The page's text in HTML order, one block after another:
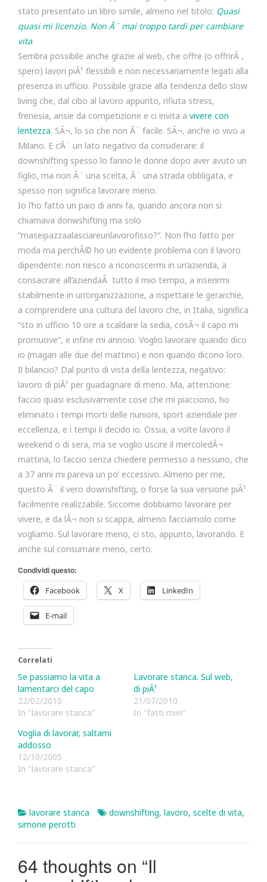
stato presentato un libro simile, almeno nel titolo: Quasi
quasi mi licenzio. Non Ã¨ mai troppo tardi per cambiare
vita.
Sembra possibile anche grazie al web, che offre (o offrirÃ ,
spero) lavori piÃ¹ flessibili e non necessariamente legati alla
presenza in ufficio. Possibile grazie alla tendenza dello slow
living che, dal cibo al lavoro appunto, rifiuta stress,
frenesia, ansie da competizione e ci invita a vivere con
lentezza. SÃ¬, lo so che non Ã¨ facile. SÃ¬, anche io vivo a
Milano. E c’Ã¨ un lato negativo da considerare: il
downshifting spesso lo fanno le donne dopo aver avuto un
figlio, ma non Ã¨ una scelta, Ã¨ una strada obbligata, e
spesso non significa lavorare meno.
Io l’ho fatto un paio di anni fa, quando ancora non si
chiamava donwshifting ma solo
“maseipazzaalasciareunlavorofisso?”. Non l’ho fatto per
moda ma perchÃ© ho un evidente problema con il lavoro
dipendente: non riesco a riconoscermi in un’azienda, a
consacrare all’aziendaÂ tutto il mio tempo, a inserirmi
stabilmente in un’organizzazione, a rispettare le gerarchie,
a comprendere una cultura del lavoro che, in Italia, significa
“sto in ufficio 10 ore a scaldare la sedia, cosÃ¬ il capo mi
promuove”, e infine mi annoio. Voglio lavorare quando dico
io (magari alle due del mattino) e non quando dicono loro.
Il bilancio? Dal punto di vista della lentezza, negativo:
lavoro di piÃ¹ per guadagnare di meno. Ma, attenzione:
faccio quasi esclusivamente cose che mi piacciono, ho
eliminato i tempi morti delle riunioni, sport aziendale per
eccellenza, e i tempi li decido io. Ossia, a volte lavoro il
weekend o di sera, ma se voglio uscire il mercoledÃ¬
mattina, lo faccio senza chiedere permesso a nessuno, che
a 37 anni mi pareva un po’ eccessivo. Almeno per me,
questo Ã¨ il vero downshifting, o forse la sua versione piÃ¹
facilmente realizzabile. Siccome dobbiamo lavorare per
vivere, e da lÃ¬ non si scappa, almeno facciamolo come
vogliamo. Sul lavorare meno, ci sto, appunto, lavorando. E
anche sul consumare meno, certo.
Condividi questo:
Facebook
X LinkedIn
E-mail
Correlati
Se passiamo la vita a
lamentarci del capo
22/02/2010
In "lavorare stanca"
Lavorare stanca. Sul web,
di piÃ¹
21/07/2010
In "fatti miei"
Voglia di lavorar, saltami
addosso
12/10/2005
In "lavorare stanca"
lavorare stanca downshifting, lavoro, scelte di vita,
simone perotti
64 thoughts on “Il